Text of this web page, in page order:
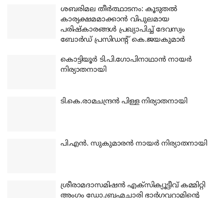
ശബരിമല തീര്‍ത്ഥാടനം: കൂടുതല്‍
കാര്യക്ഷമമാക്കാന്‍ വിപുലമായ
പരിഷ്‌കാരങ്ങള്‍ പ്രഖ്യാപിച്ച് ദേവസ്വം
ബോര്‍ഡ് പ്രസിഡന്റ് കെ.ജയകുമാര്‍
കൊട്ടിയൂര്‍ ടി.പി.ഗോപിനാഥാന്‍ നായര്‍
നിര്യാതനായി
ടി.കെ.രാമചന്ദ്രന്‍ പിള്ള നിര്യാതനായി
പി.എന്‍. സുകുമാരന്‍ നായര്‍ നിര്യാതനായി
ശ്രീരാമദാസമിഷന്‍ എക്‌സിക്യൂട്ടീവ് കമ്മിറ്റി
അംഗം ഡോ.ബ്രഹ്മചാരി ഭാര്‍ഗവറാമിന്റെ